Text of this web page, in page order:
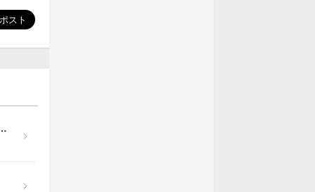
カフェゆきのへようこそ！】開催！